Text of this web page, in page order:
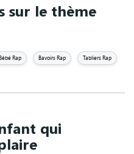
sur le thème
Rap Bavoirs Rap Tabliers Rap
qui